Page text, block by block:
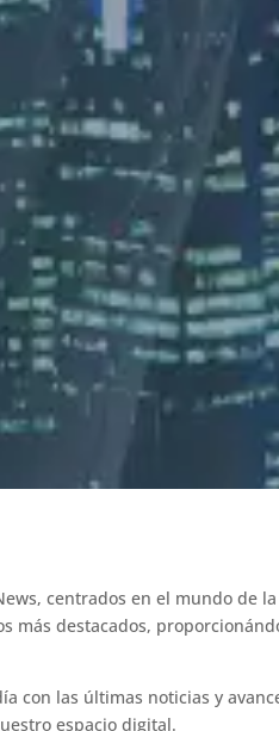
centrados en el mundo de
más destacados,
con las últimas noticias y
espacio digital.​